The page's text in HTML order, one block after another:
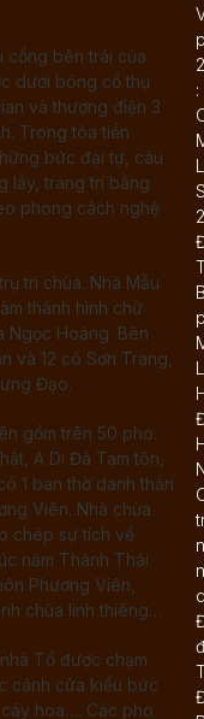
cổng bên trái của
dưới bóng cổ thụ
và thượng điện 3
Trong tòa tiền
bức đại tự, câu
lẫy, trang trí bằng
phong cách nghệ
trì chùa. Nhà Mẫu
thành hình chữ
Ngọc Hoàng. Bên
và 12 cô Sơn Trang,
Đạo.
gồm trên 50 pho.
A Di Đà Tam tôn,
1 ban thờ danh thần
Viên. Nhà chùa
chép sự tích về
năm Thành Thái
Phương Viên,
chùa linh thiêng…
Tổ được chạm
cánh cửa kiểu bức
hoa…. Các pho
2
:
2